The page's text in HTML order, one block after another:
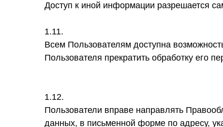
Доступ к иной информации разрешается
1.11.
Всем Пользователям доступна
Пользователя прекратить обработку его
1.12.
Пользователи вправе направлять
данных, в письменной форме по адресу,